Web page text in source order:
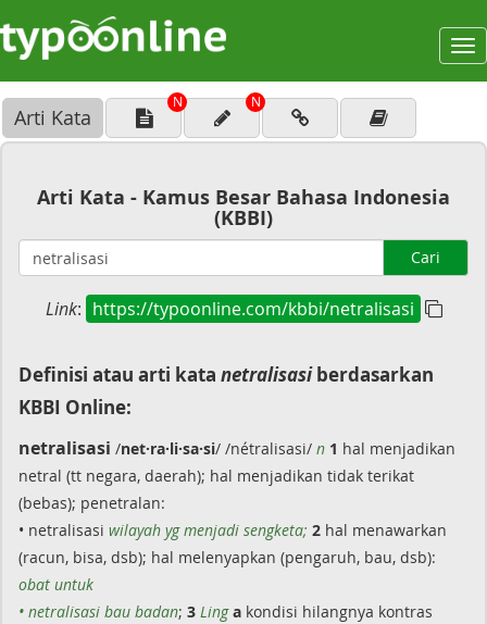
Arti Kata
N N
Arti Kata - Kamus Besar Bahasa Indonesia
(KBBI)
Cari
Link: https://typoonline.com/kbbi/netralisasi
Definisi atau arti kata netralisasiberdasarkan
KBBI Online:
netralisasi /net·ra·li·sa·si/ /nétralisasi/ n 1 hal menjadikan
netral (tt negara, daerah); hal menjadikan tidak terikat
(bebas); penetralan:
• netralisasi wilayah yg menjadi sengketa; 2 hal menawarkan
(racun, bisa, dsb); hal melenyapkan (pengaruh, bau, dsb):
obat untuk
• netralisasi bau badan; 3 Ling a kondisi hilangnya kontras